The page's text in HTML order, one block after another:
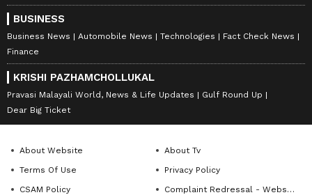
BUSINESS
Business News Automobile News Technologies
Fact Check News
Finance
KRISHI PAZHAMCHOLLUKAL
Pravasi Malayali World, News & Life Updates
Gulf Round Up
Dear Big Ticket
About Website
About Tv
Terms Of Use
Privacy Policy
CSAM Policy
Complaint Redressal - Website